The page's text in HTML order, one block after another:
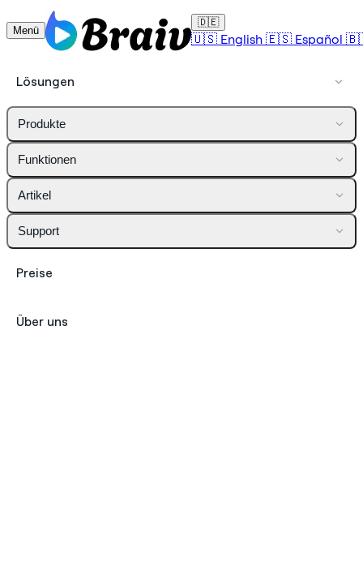
Menü
🇩🇪
🇺🇸 English 🇪🇸 Español
Lösungen
Produkte
Funktionen
Artikel
Support
Preise
Über uns